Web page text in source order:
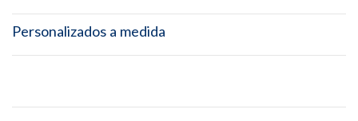
Personalizados a medida